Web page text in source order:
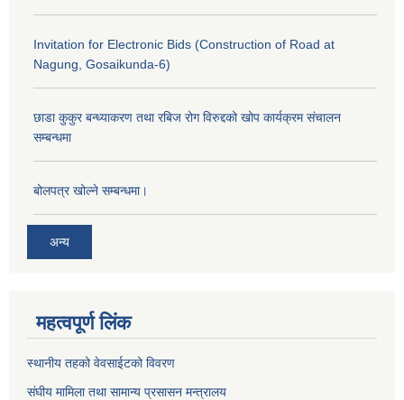
Invitation for Electronic Bids (Construction of Road at
Nagung, Gosaikunda-6)
छाडा कुकुर बन्ध्याकरण तथा रबिज रोग विरुद्दको खोप कार्यक्रम संचालन
सम्बन्धमा
बोलपत्र खोल्ने सम्बन्धमा।
अन्य
महत्वपूर्ण लिंक
स्थानीय तहको वेवसाईटको विवरण
संघीय मामिला तथा सामान्य प्रसासन मन्त्रालय